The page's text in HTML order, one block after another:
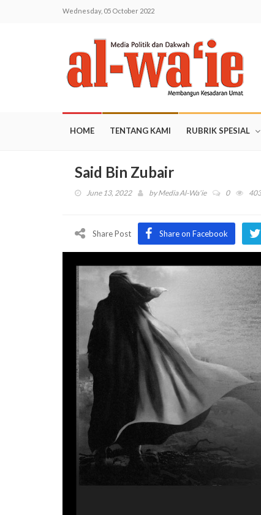
Wednesday, 05 October 2022
HOME TENTANG KAMI RUBRIK SPESIAL
Said Bin Zubair
June 13, 2022 byMedia Al-Wa'ie 0 403
Share Post Share on Facebook